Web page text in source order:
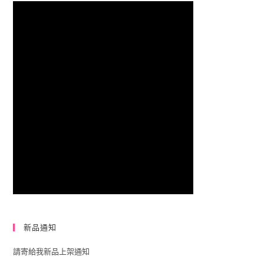
新品通知
請寄給我新品上架通知